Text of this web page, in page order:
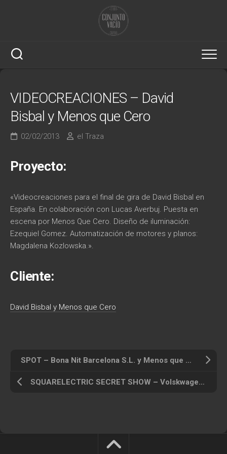
VIDEOCREACIONES – David
Bisbal y Menos que Cero
02/02/2013 el Traza
Proyecto:
«Videocreaciones para el final de gira de David Bisbal en
España. En colaboración con Lucas Averbuj. Puesta en
escena por Menos Que Cero. Diseño de iluminación:
Ezequiel Gomez. Automatización de motores y planos:
Magdalena Kozlowska.».
Cliente:
David Bisbal y Menos que Cero
SPOT – Bona Nit Barcelona S.L. y Menos que Cero
SQUARELECTRIC SECRET SHOW – Volskwagen y Menos que Cero